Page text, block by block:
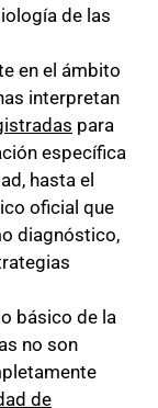
de las
en el ámbito
interpretan
para
específica
hasta el
oficial que
diagnóstico,
básico de la
no son
de